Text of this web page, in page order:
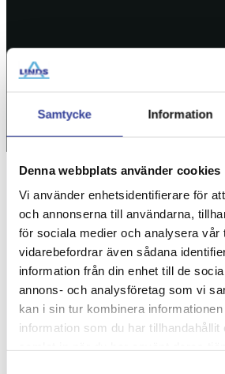
Samtycke Information
Denna webbplats använder cookies
Vi använder enhetsidentifierare för
och annonserna till användarna,
för sociala medier och analysera vår
vidarebefordrar även sådana
information från din enhet till de
annons- och analysföretag som vi
kan i sin tur kombinera
information som du har tillhandahållit
Start»Trädfällning Haninge – Tryggt &
Trädfällning
Tryggt & Säkert